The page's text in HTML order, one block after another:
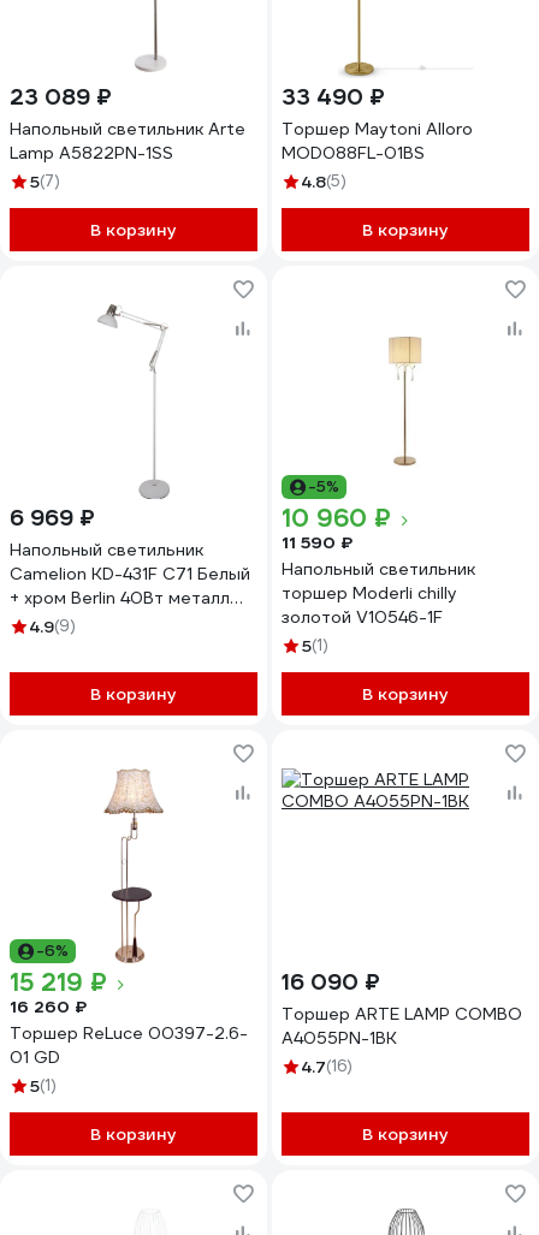
23 089 ₽
Напольный светильник Arte
Lamp A5822PN-1SS
5(7)
В корзину
33 490 ₽
Торшер Maytoni Alloro
MOD088FL-01BS
4.8(5)
В корзину
6 969 ₽
Напольный светильник
Camelion KD-431F С71 Белый
+ хром Berlin 40Вт металл
13091
4.9(9)
В корзину
-5%
10 960 ₽
11 590 ₽
Напольный светильник
торшер Moderli chilly
золотой V10546-1F
5(1)
В корзину
-6%
15 219 ₽
16 260 ₽
Торшер ReLuce 00397-2.6-
01 GD
5(1)
В корзину
16 090 ₽
Торшер ARTE LAMP COMBO
A4055PN-1BK
4.7(16)
В корзину